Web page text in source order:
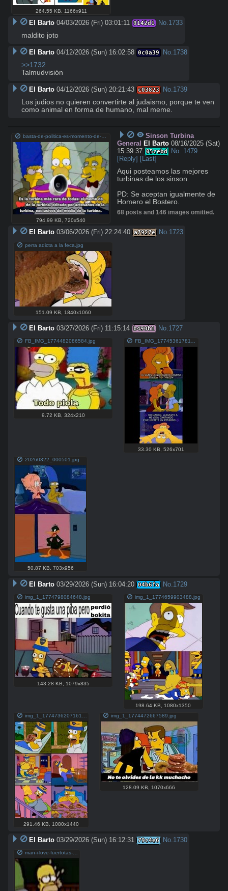
264.55 KB 1166x911
El Barto 04/03/2026 (Fri) 03:01:11 9142d1 No.1733
maldito joto
El Barto 04/12/2026 (Sun) 16:02:58 0c0a39 No.1738
>>1732
Talmudvisión
El Barto 04/12/2026 (Sun) 20:21:43 c03823 No.1739
Los judios no quieren convertirte al judaismo, porque te ven
como animal en forma de humano, mal meme.
794.99 KB ,720x540
Sinson Turbina
General El Barto 08/16/2025 (Sat)
15:39:37 05cebd No. 1479
[Reply] [Last]
Aqui posteamos las mejores
turbinas de los sinson.
PD: Se aceptan igualmente de
Homero el Bostero.
68 posts and 146 images omitted.
El Barto 03/06/2026 (Fri) 22:24:40 a7927e No.1723
perra adicta a la feca.jpg
151.09 KB 1840x1060
El Barto 03/27/2026 (Fri) 11:15:14 b490b1 No. 1727
FB_IMG_1774482086584.jpg
9.72 KB 324x210
33.30 KB
526x701
20260322_000501.jpg
50.87 KB, 703x956
El Barto 03/29/2026 (Sun) 16:04:20 04b6fa No. 1729
img_1_1774798084648.jpg
143.28 KB 1079x835
img_1_1774659903488.jpg
198.64 KB
1080x1350
291.46 KB 1080x1440
img_1_1774472667589.jpg
128.09 KB 1070x666
El Barto 03/29/2026 (Sun) 16:12:31 79c4e6 No.1730
man-i-love-fuertotas-v0-n01ngv4bgxrg1.jpeg